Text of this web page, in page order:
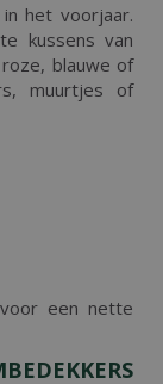
het voorjaar.
kussens van
blauwe of
muurtjes of
een nette